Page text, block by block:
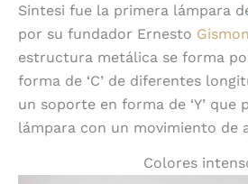
Sintesi fue la primera lámpara
por su fundador Ernesto
estructura metálica se forma
forma de ‘C’ de diferentes
un soporte en forma de ‘Y’
lámpara con un movimiento de
Colores